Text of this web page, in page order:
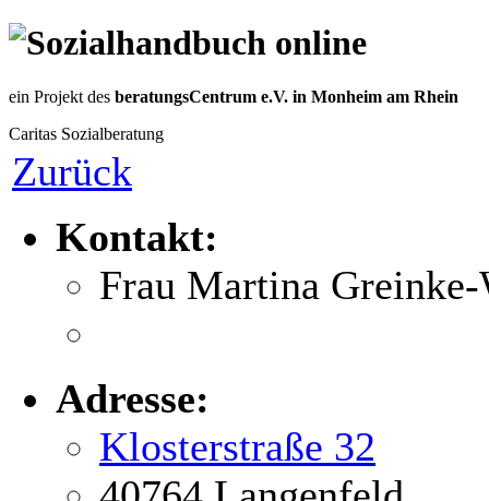
ein Projekt des beratungsCentrum e.V. in Monheim am Rhein
Caritas Sozialberatung
Zurück
Kontakt:
Frau Martina Greinke-
Adresse:
Klosterstraße 32